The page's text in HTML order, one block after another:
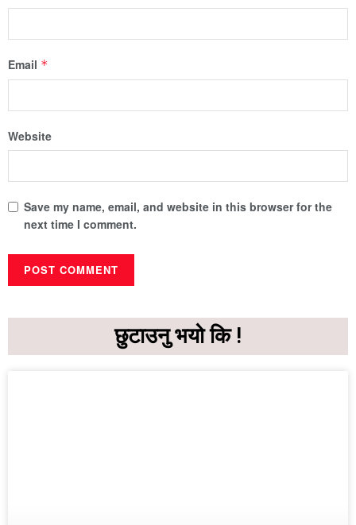
Email *
Website
Save my name, email, and website in this browser for the
next time I comment.
छुटाउनु भयो कि !